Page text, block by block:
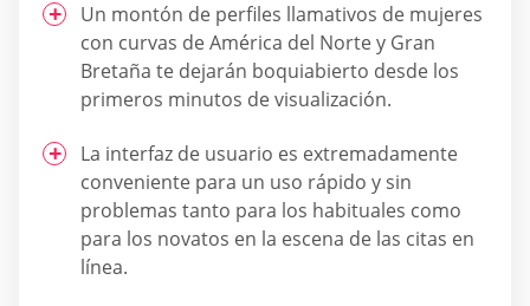
Un montón de perfiles llamativos de mujeres
con curvas de América del Norte y Gran
Bretaña te dejarán boquiabierto desde los
primeros minutos de visualización.
La interfaz de usuario es extremadamente
conveniente para un uso rápido y sin
problemas tanto para los habituales como
para los novatos en la escena de las citas en
línea.